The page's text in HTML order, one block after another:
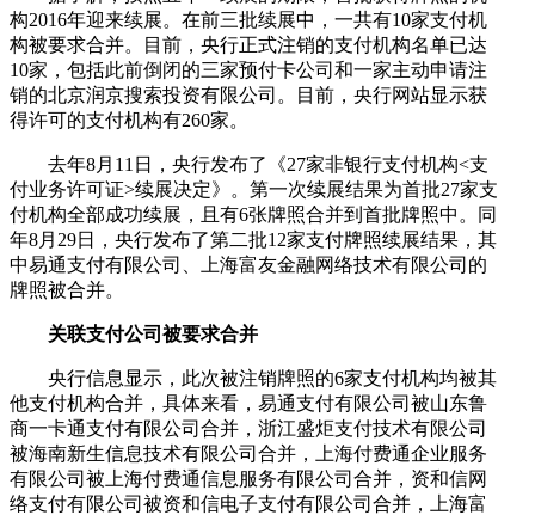
构2016年迎来续展。在前三批续展中，一共有10家支付机
构被要求合并。目前，央行正式注销的支付机构名单已达
10家，包括此前倒闭的三家预付卡公司和一家主动申请注
销的北京润京搜索投资有限公司。目前，央行网站显示获
得许可的支付机构有260家。
去年8月11日，央行发布了《27家非银行支付机构<支
付业务许可证>续展决定》。第一次续展结果为首批27家支
付机构全部成功续展，且有6张牌照合并到首批牌照中。同
年8月29日，央行发布了第二批12家支付牌照续展结果，其
中易通支付有限公司、上海富友金融网络技术有限公司的
牌照被合并。
关联支付公司被要求合并
央行信息显示，此次被注销牌照的6家支付机构均被其
他支付机构合并，具体来看，易通支付有限公司被山东鲁
商一卡通支付有限公司合并，浙江盛炬支付技术有限公司
被海南新生信息技术有限公司合并，上海付费通企业服务
有限公司被上海付费通信息服务有限公司合并，资和信网
络支付有限公司被资和信电子支付有限公司合并，上海富